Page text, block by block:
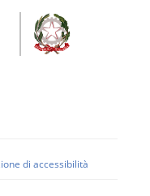
di accessibilità